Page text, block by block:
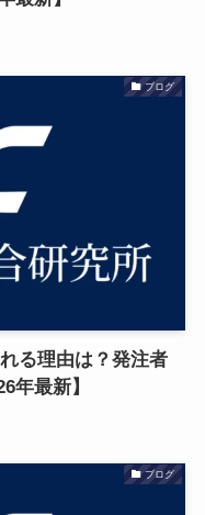
ブログ
る理由は？発注者
年最新】
ブログ